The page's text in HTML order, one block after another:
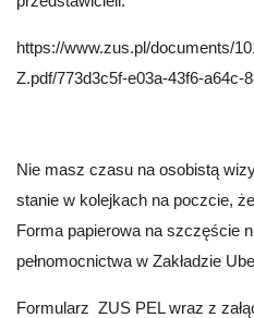
https://www.zus.pl/documents/
Z.pdf/773d3c5f-e03a-43f6-a64c-
Nie masz czasu na osobistą
stanie w kolejkach na poczcie,
Forma papierowa na szczęście
pełnomocnictwa w Zakładzie
Formularz ZUS PEL wraz z